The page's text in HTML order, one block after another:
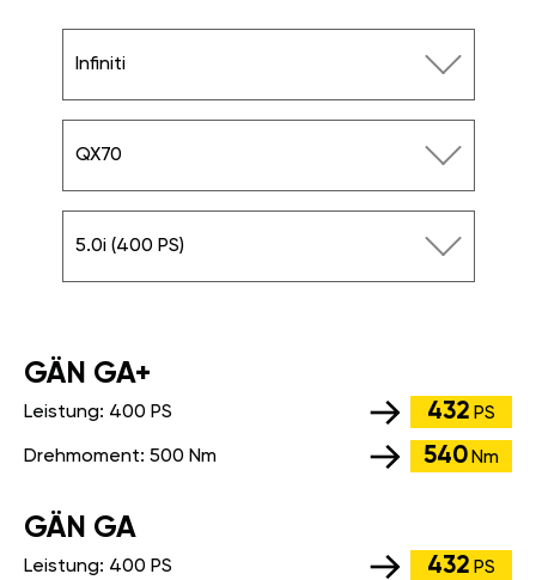
Infiniti
QX70
5.0i (400 PS)
GÄN GA+
Leistung: 400 PS 432 PS
Drehmoment: 500 Nm 540 Nm
GÄN GA
Leistung: 400 PS 432 PS